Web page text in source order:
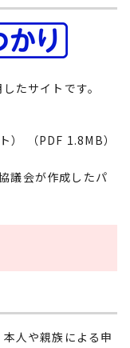
たサイトです。
） （PDF 1.8MB）
議会が作成したパ
人や親族による申